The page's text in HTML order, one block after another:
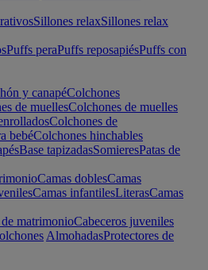
Sillones relaxSillones relax
Puffs peraPuffs reposapiésPuffs con
y canapéColchones
de muellesColchones de muelles
Colchones de
bebéColchones hinchables
Base tapizadasSomieresPatas de
Camas doblesCamas
Camas infantilesLiterasCamas
matrimonioCabeceros juveniles
AlmohadasProtectores de